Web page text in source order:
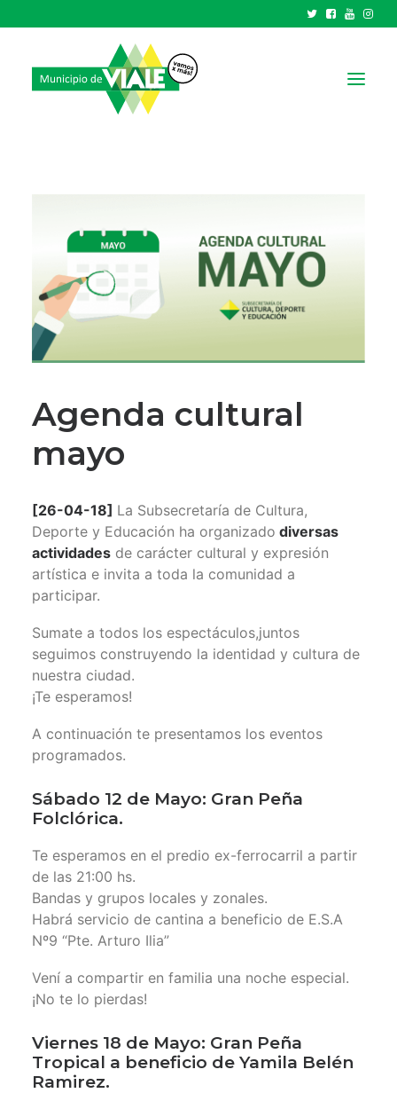
GOBIERNO
TRÁMITES Y SERVICIOS
CIUDAD
PARQUE INDUSTRIAL
RECAUDACIONES
Agenda cultural
mayo
[26-04-18] La Subsecretaría de Cultura,
Deporte y Educación ha organizado diversas
actividades de carácter cultural y expresión
artística e invita a toda la comunidad a
participar.
Sumate a todos los espectáculos,juntos
seguimos construyendo la identidad y cultura de
nuestra ciudad.
¡Te esperamos!
A continuación te presentamos los eventos
programados.
Sábado 12 de Mayo: Gran Peña
Folclórica.
Te esperamos en el predio ex-ferrocarril a partir
de las 21:00 hs.
Bandas y grupos locales y zonales.
Habrá servicio de cantina a beneficio de E.S.A
Nº9 “Pte. Arturo Ilia”
Vení a compartir en familia una noche especial.
¡No te lo pierdas!
Viernes 18 de Mayo: Gran Peña
Tropical a beneficio de Yamila Belén
Ramirez.